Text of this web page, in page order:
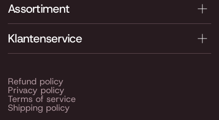
Assortiment
Klantenservice
Je nieuwe instrument testen? Kom langs in onze winkel
Routebeschrijving
Openingstijden
Refund policy
Privacy policy
Terms of service
Shipping policy